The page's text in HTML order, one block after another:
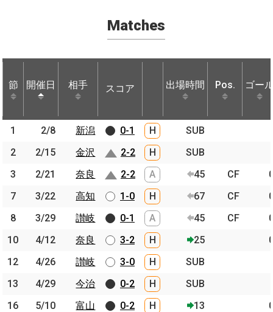
Matches
節 開催日 相手 スコア 出場時間 Pos. ゴー
節 開催日 相手 スコア 出場時間
1 2/8 新潟 0-1 H
SUB
2
2/15 金沢 2-2 H
SUB
3
2/21 奈良 2-2 A 45 CF
7
3/22 高知 1-0 H 67 CF
8
3/29 讃岐 0-1 A 45 CF
10
4/12 奈良 3-2 H 25
12
4/26 讃岐 3-0 H
SUB
13
4/29 今治 0-2 H
SUB
16
5/10 富山 0-2 H 13
節 開催日 相手
1 2/8
新潟
2
2/15
金沢
3
2/21
奈良
7
3/22
高知
8
3/29
讃岐
10
4/12
奈良
12
4/26
讃岐
13
4/29
今治
16
5/10
富山